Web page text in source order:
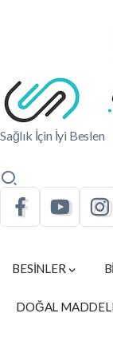
Sağlık İçin İyi Beslen
BESİNLER
DOĞAL